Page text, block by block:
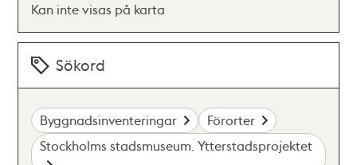
Kan inte visas på karta
Sökord
Byggnadsinventeringar
Förorter
Stockholms stadsmuseum. Ytterstadsprojektet